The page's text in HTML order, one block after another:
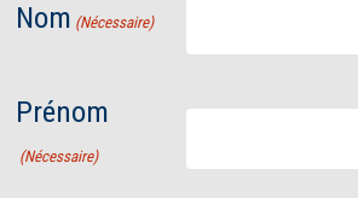
Nom (Nécessaire)
Prénom
(Nécessaire)